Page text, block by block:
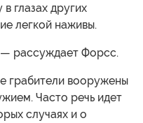
глазах других
легкой наживы.
— рассуждает Форсс.
грабители вооружены
Часто речь идет
случаях и о